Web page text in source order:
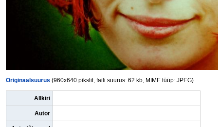
Originaalsuurus (960x640 pikslit, faili suurus: 62 kb, MIME tüüp: JPEG)
Allkiri
Autor